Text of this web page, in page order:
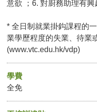
意欲 ；6. 對廚務助理有興
* 全日制就業掛鈎課程的
業學歷程度的失業、待業
(www.vtc.edu.hk/vdp)
學費
全免